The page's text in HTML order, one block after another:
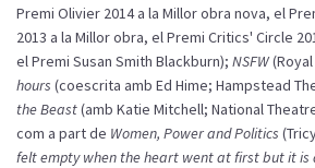
Premi Olivier 2014 a la Millorobra nova, el
2013 a la Millorobra, elPremi Critics' Circle
elPremi Susan Smith Blackburn); NSFW(Royal
hours (coescrita amb Ed Hime; Hampstead
theBeast(amb Katie Mitchell; National
com a partde Women, PowerandPolitics (
feltempty when theheart wentatfirstbutitis